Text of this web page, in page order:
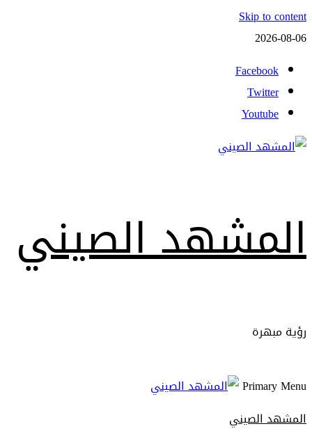
Skip to content
2026-08-06
Facebook
Twitter
Youtube
المشهد الصيني
رؤية مبهرة
Primary Menu
المشهد الصيني